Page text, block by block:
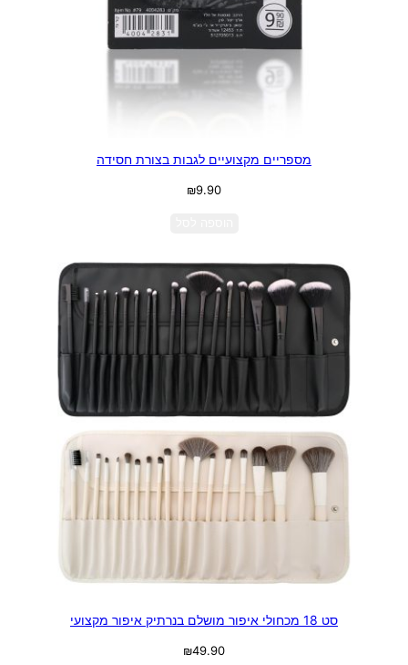
מספריים מקצועיים לגבות בצורת חסידה
₪9.90
סט 18 מכחולי איפור מושלם בנרתיק איפור מקצועי
₪49.90